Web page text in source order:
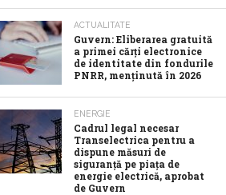
ACTUALITATE
Guvern: Eliberarea gratuită
a primei cărți electronice
de identitate din fondurile
PNRR, menținută în 2026
ENERGIE
Cadrul legal necesar
Transelectrica pentru a
dispune măsuri de
siguranță pe piața de
energie electrică, aprobat
de Guvern